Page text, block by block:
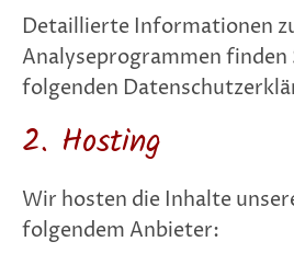
Detaillierte Informationen
Analyseprogrammen finden
folgenden
2. Hosting
Wir hosten die Inhalte
folgendem Anbieter: